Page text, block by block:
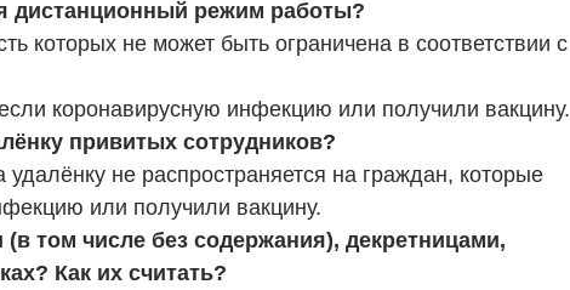
дистанционный режим работы?
которых не может быть ограничена в соответствии с
коронавирусную инфекцию или получили вакцину.
привитых сотрудников?
не распространяется на граждан, которые
или получили вакцину.
(в том числе без содержания), декретницами,
Как их считать?